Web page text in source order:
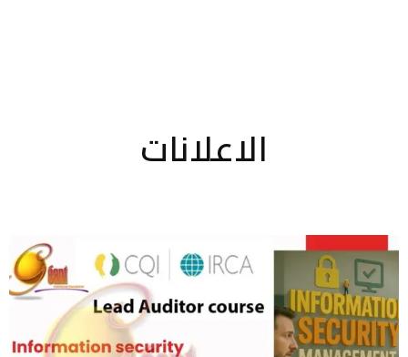
الاعلانات